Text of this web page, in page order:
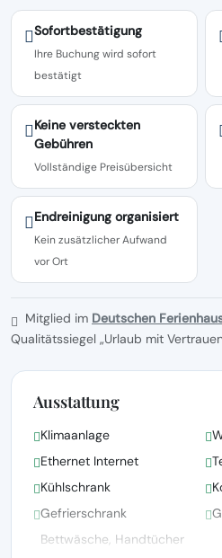
Sofortbestätigung
Ihre Buchung wird sofort
bestätigt
Keine versteckten
Gebühren
Vollständige Preisübersicht
Endreinigung organisiert
Kein zusätzlicher Aufwand
vor Ort
Mitglied im Deutschen
Qualitätssiegel „Urlaub mit
Ausstattung
Klimaanlage
Ethernet Internet
Kühlschrank
Gefrierschrank
Bettwäsche, Handtücher